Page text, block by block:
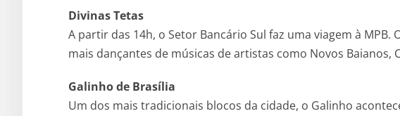
Divinas Tetas
A partir das 14h, o Setor Bancário Sul faz uma viagem à
mais dançantes de músicas de artistas como Novos Baianos,
Galinho de Brasília
Um dos mais tradicionais blocos da cidade, o Galinho